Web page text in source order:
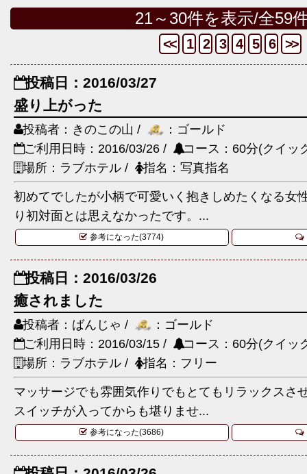
21～30件を表示/全59
<< 1 2 3 4 5 6 >>
投稿日：2016/03/27
盛り上がった
投稿者：きのこの山 /
：ゴールド
ご利用日時：2016/03/26 /
コース：60分(クイ
場所：ラブホテル /
指名：写真指名
初めてでしたが小柄で可愛いく抱きしめたくなる女
り初対面とは思えなかったです。...
参考になった(3774)
投稿日：2016/03/26
癒されました
投稿者：ばんじゃ /
：ゴールド
ご利用日時：2016/03/15 /
コース：60分(クイ
場所：ラブホテル /
指名：フリー
マッサージでも雰囲気作りでもとてもリラックスさ
スイッチが入ってからも堪りませ...
参考になった(3686)